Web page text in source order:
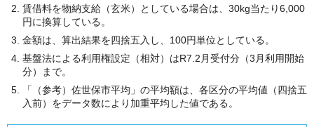
賃借料を物納支給（玄米）としている場合は、30kg当たり6,000
円に換算している。
金額は、算出結果を四捨五入し、100円単位としている。
基盤法による利用権設定（相対）はR7.2月受付分（3月利用開始
分）まで。
「（参考）佐世保市平均」の平均額は、各区分の平均値（四捨五
入前）をデータ数により加重平均した値である。